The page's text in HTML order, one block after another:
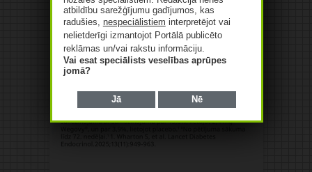
atbildību sarežģījumu gadījumos, kas
radušies, nespeciālistiem interpretējot vai
nelietderīgi izmantojot Portālā publicēto
reklāmas un/vai rakstu informāciju.
Vai esat speciālists veselības aprūpes
jomā?
Jā Nē